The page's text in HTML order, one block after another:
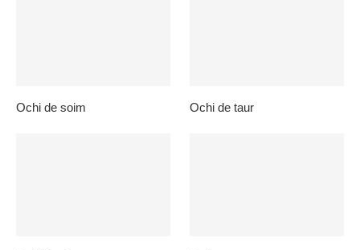
Ochi de soim Ochi de taur